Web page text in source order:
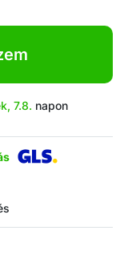
számára
7.8. napon